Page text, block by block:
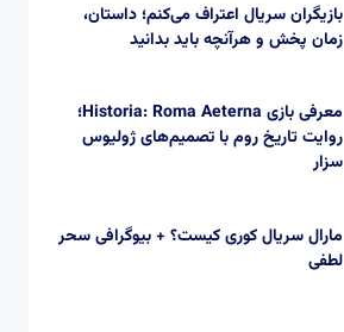
بازیگران سریال اعتراف می‌کنم؛ داستان،
زمان پخش و هرآنچه باید بدانید
معرفی بازی Historia: Roma Aeterna؛
روایت تاریخ روم با تصمیم‌های ژولیوس
سزار
مارال سریال کوری کیست؟ + بیوگرافی سحر
لطفی